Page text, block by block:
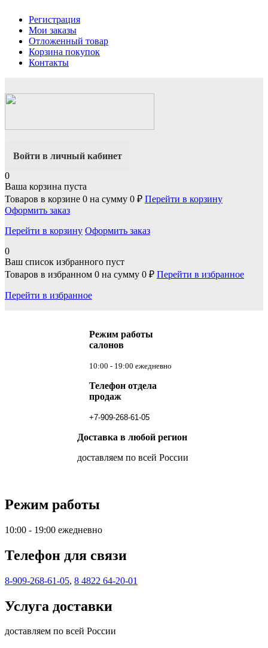
Регистрация
Мои заказы
Отложенный товар
Корзина покупок
Контакты
Войти в личный кабинет
0
Ваша корзина пуста
Товаров в корзине 0 на сумму 0 ₽ Перейти в корзину
Оформить заказ
Перейти в корзину Оформить заказ
0
Ваш список избранного пуст
Товаров в избранном 0 на сумму 0 ₽ Перейти в избранное
Перейти в избранное
Режим работы
салонов
10:00 - 19:00 ежедневно
Телефон отдела
продаж
+7-909-268-61-05
Доставка в любой регион
доставляем по всей России
Режим работы
10:00 - 19:00 ежедневно
Телефон для связи
8-909-268-61-05, 8 4822 64-20-01
Услуга доставки
доставляем по всей России